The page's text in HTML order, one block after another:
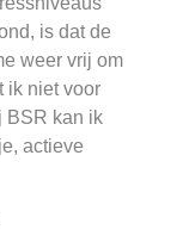
is dat de
weer vrij om
ik niet voor
BSR kan ik
actieve